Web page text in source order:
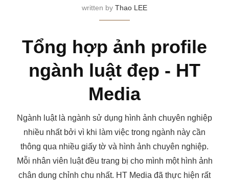
written by Thao LEE
Tổng hợp ảnh profile
ngành luật đẹp - HT
Media
Ngành luật là ngành sử dụng hình ảnh chuyên nghiệp
nhiều nhất bởi vì khi làm việc trong ngành này cần
thông qua nhiều giấy tờ và hình ảnh chuyên nghiệp.
Mỗi nhân viên luật đều trang bị cho mình một hình ảnh
chân dung chỉnh chu nhất. HT Media đã thực hiện rất